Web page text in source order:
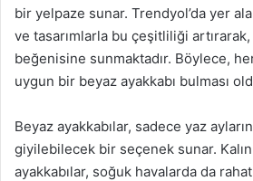
bir yelpaze sunar. Trendyol’da yer
ve tasarımlarla bu çeşitliliği artırarak,
beğenisine sunmaktadır. Böylece,
uygun bir beyaz ayakkabı bulması
Beyaz ayakkabılar, sadece yaz
giyilebilecek bir seçenek sunar.
ayakkabılar, soğuk havalarda da